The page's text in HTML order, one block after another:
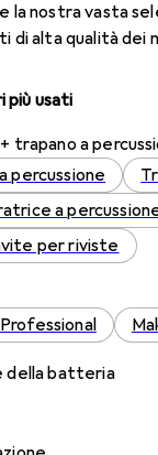
la nostra vasta
di alta qualità dei
usati
trapano a
percussione
a
per riviste
della batteria